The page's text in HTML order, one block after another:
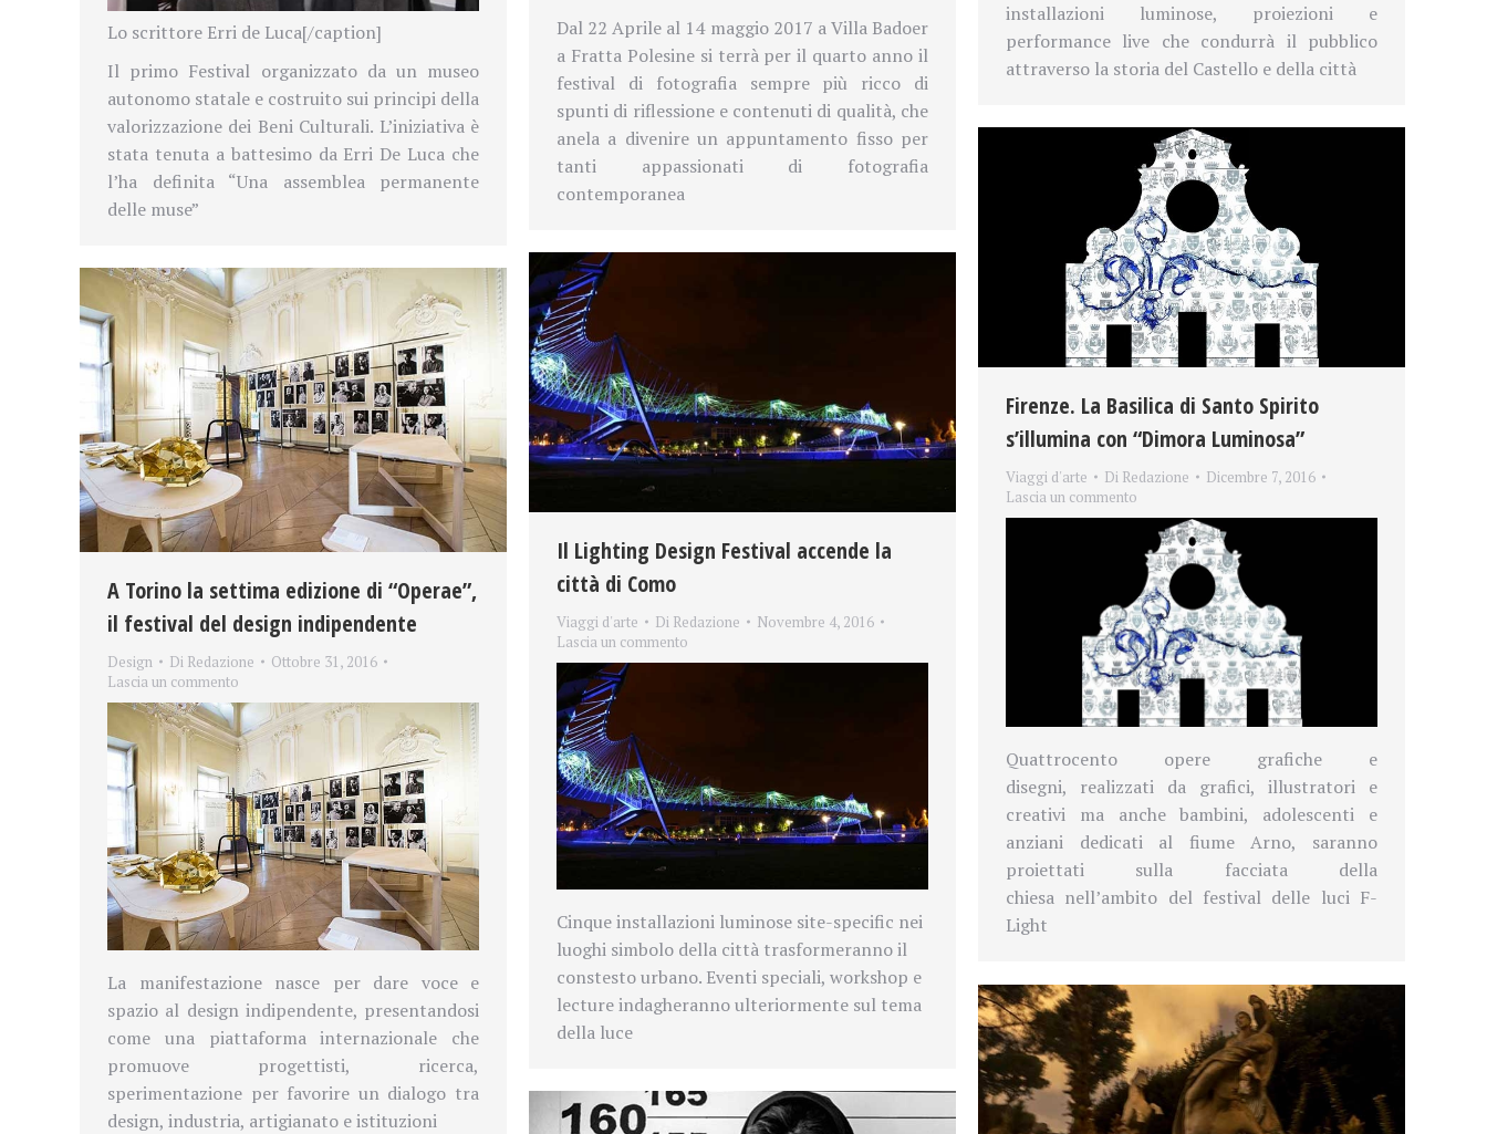
Lo scrittore Erri de Luca[/caption]
Il primo Festival organizzato da un museo
autonomo statale e costruito sui principi della
valorizzazione dei Beni Culturali. L’iniziativa è
stata tenuta a battesimo da Erri De Luca che
l’ha definita “Una assemblea permanente
delle muse”
Dal 22 Aprile al 14 maggio 2017 a Villa Badoer
a Fratta Polesine si terrà per il quarto anno il
festival di fotografia sempre più ricco di
spunti di riflessione e contenuti di qualità, che
anela a divenire un appuntamento fisso per
tanti appassionati di fotografia
contemporanea
installazioni luminose, proiezioni e
performance live che condurrà il pubblico
attraverso la storia del Castello e della città
Firenze. La Basilica di Santo Spirito
s’illumina con “Dimora Luminosa”
Viaggi d'arte Di Redazione
Dicembre 7, 2016
Lascia un commento
Quattrocento opere grafiche e
disegni, realizzati da grafici, illustratori e
creativi ma anche bambini, adolescenti e
anziani dedicati al fiume Arno, saranno
proiettati sulla facciata della
chiesa nell’ambito del festival delle luci F-
Light
Il Lighting Design Festival accende la
città di Como
Viaggi d'arte Di Redazione
Novembre 4, 2016
Lascia un commento
Cinque installazioni luminose site-specific nei
luoghi simbolo della città trasformeranno il
constesto urbano. Eventi speciali, workshop e
lecture indagheranno ulteriormente sul tema
della luce
A Torino la settima edizione di “Operae”,
il festival del design indipendente
Design Di Redazione
Ottobre 31, 2016
Lascia un commento
La manifestazione nasce per dare voce e
spazio al design indipendente, presentandosi
come una piattaforma internazionale che
promuove progettisti, ricerca,
sperimentazione per favorire un dialogo tra
design, industria, artigianato e istituzioni